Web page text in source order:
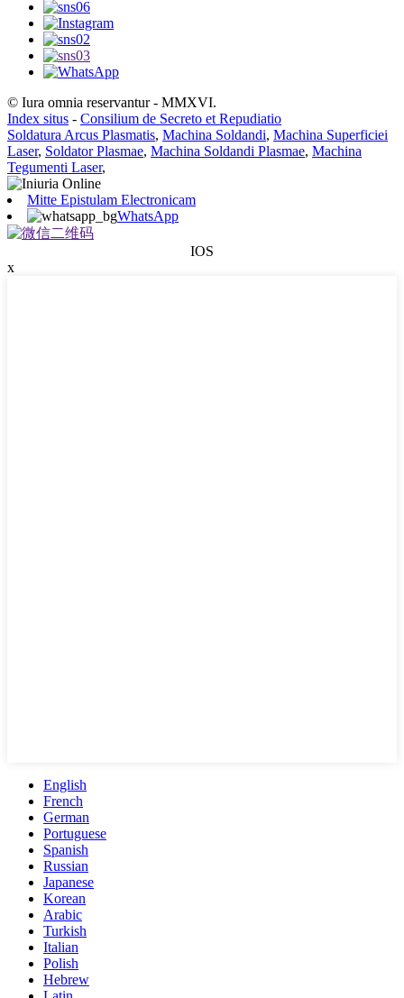
© Iura omnia reservantur - MMXVI.
Index situs - Consilium de Secreto et Repudiatio
Soldatura Arcus Plasmatis, Machina Soldandi, Machina Superficiei
Laser, Soldator Plasmae, Machina Soldandi Plasmae, Machina
Tegumenti Laser,
Mitte Epistulam Electronicam
WhatsApp
IOS
x
English
French
German
Portuguese
Spanish
Russian
Japanese
Korean
Arabic
Turkish
Italian
Polish
Hebrew